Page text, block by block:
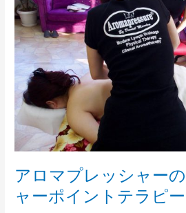
アロマプレッシャー
ャーポイントテラピー
レ
ッ
シ
ャ
中
の
プ
シ
ャ
ー